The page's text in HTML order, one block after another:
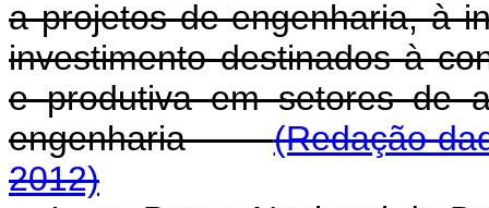
a projetos de engenharia, à
investimento destinados à
e produtiva em setores de
engenharia(Redação
2012)